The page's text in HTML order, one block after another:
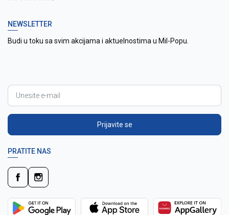
NEWSLETTER
Budi u toku sa svim akcijama i aktuelnostima u Mil-Popu.
Prijavite se
PRATITE NAS